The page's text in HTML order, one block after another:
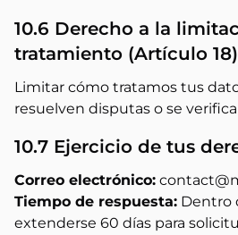
10.6 Derecho a la
tratamiento (Artículo 18)
Limitar cómo tratamos tus
resuelven disputas o se
10.7 Ejercicio de tus
Correo electrónico:
Tiempo de respuesta: Dentro
extenderse 60 días para